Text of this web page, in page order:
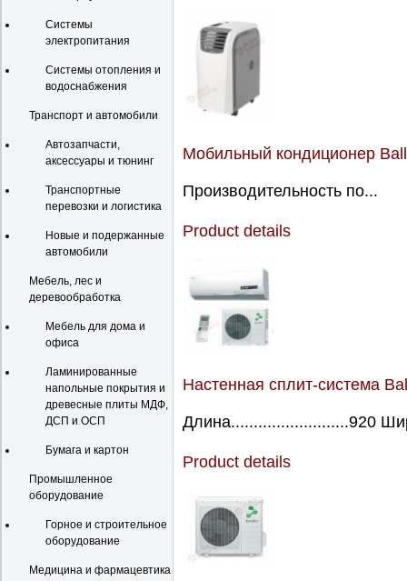
Системы
электропитания
Системы отопления и
водоснабжения
Транспорт и автомобили
Автозапчасти,
аксессуары и тюнинг
Транспортные
перевозки и логистика
Новые и подержанные
автомобили
Мебель, лес и
деревообработка
Мебель для дома и
офиса
Ламинированные
напольные покрытия и
древесные плиты МДФ,
ДСП и ОСП
Бумага и картон
Промышленное
оборудование
Горное и строительное
оборудование
Медицина и фармацевтика
Мобильный кондиционер
Производительность по...
Product details
Настенная сплит-система
Длина..........................920
Product details